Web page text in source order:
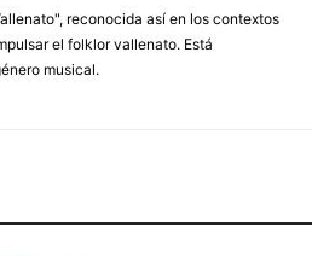
reconocida así en los contextos
el folklor vallenato. Está
musical.